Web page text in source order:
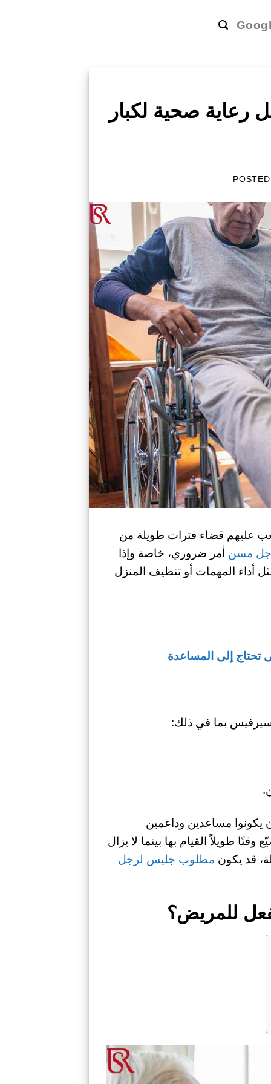
صحية لكبار
عليهم قضاء فترات طويلة من
مسن أمر ضروري، خاصة وإذا
أداء المهمات أو تنظيف المنزل
تحتاج إلى المساعدة
بما في ذلك:
يكونوا مساعدين وداعمين
طويلاً القيام بها بينما لا يزال
قد يكون مطلوب جليس لرجل
للمريض؟